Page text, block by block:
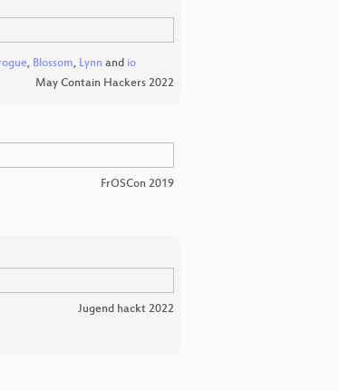
, Blossom, Lynn and io
May Contain Hackers 2022
FrOSCon 2019
Jugend hackt 2022